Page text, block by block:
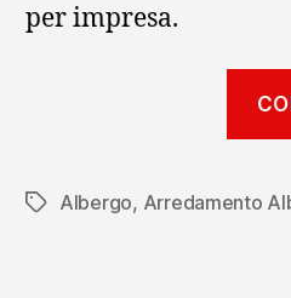
per impresa.
Tag Albergo, Arredamento